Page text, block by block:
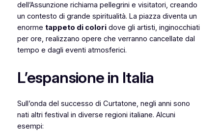
dell’Assunzione richiama pellegrini e visitatori, creando
un contesto di grande spiritualità. La piazza diventa un
enorme tappeto di coloridove gli artisti, inginocchiati
per ore, realizzano opere che verranno cancellate dal
tempo e dagli eventi atmosferici.
L’espansione in Italia
Sull’onda del successo di Curtatone, negli anni sono
nati altri festival in diverse regioni italiane. Alcuni
esempi: